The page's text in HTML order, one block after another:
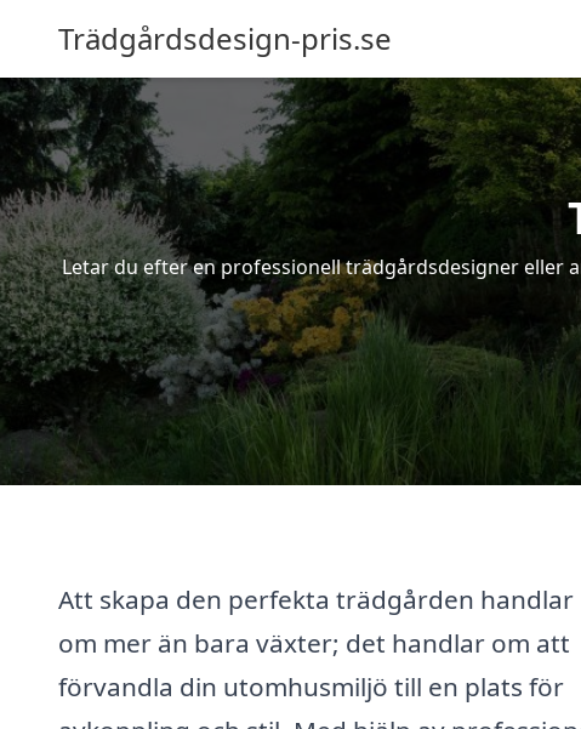
Trädgårdsdesign-pris.se
Letar du efter en professionell trädgårdsdesigner eller
Att skapa den perfekta trädgården handlar
om mer än bara växter; det handlar om att
förvandla din utomhusmiljö till en plats för